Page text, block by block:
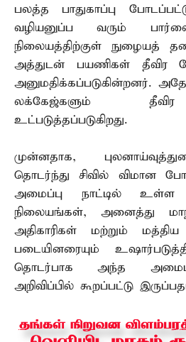
பலத்த பாதுகாப்பு
வழியனுப்ப வரும்
நிலையத்திற்குள் நுழையத்
அத்துடன் பயணிகள் தீவிர
அனுமதிக்கப்படுகின்றனர்.
லக்கேஜ்களும்
உட்படுத்தப்படுகிறது.
முன்னதாக,
தொடர்ந்து சிவில் விமான
அமைப்பு நாட்டில் உள்ள
நிலையங்கள், அனைத்து
அதிகாரிகள் மற்றும் மத்திய
படையினரையும்
தொடர்பாக அந்த
அறிவிப்பில் கூறப்பட்டு